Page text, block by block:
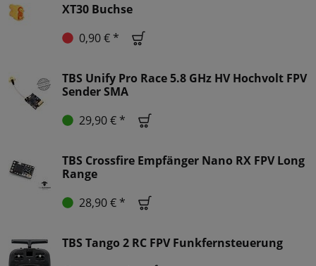
XT30 Buchse
0,90 € *
TBS Unify Pro Race 5.8 GHz HV Hochvolt FPV
Sender SMA
29,90 € *
TBS Crossfire Empfänger Nano RX FPV Long
Range
28,90 € *
TBS Tango 2 RC FPV Funkfernsteuerung